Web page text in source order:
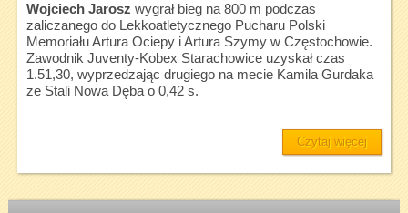
Wojciech Jarosz wygrał bieg na 800 m podczas
zaliczanego do Lekkoatletycznego Pucharu Polski
Memoriału Artura Ociepy i Artura Szymy w Częstochowie.
Zawodnik Juventy-Kobex Starachowice uzyskał czas
1.51,30, wyprzedzając drugiego na mecie Kamila Gurdaka
ze Stali Nowa Dęba o 0,42 s.
Czytaj więcej